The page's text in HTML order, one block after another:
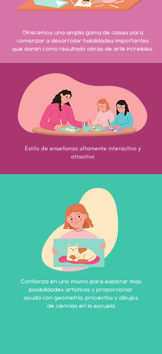
Ofrecemos una amplia gama de clases para
comenzar a desarrollar habilidades importantes
que darán como resultado obras de arte increíbles.
Estilo de enseñanza altamente interactivo y
atractivo
Confianza en uno mismo para explorar más
posibilidades artísticas y proporcionar
ayuda con geometría, proyectos y dibujos
de ciencias en la escuela